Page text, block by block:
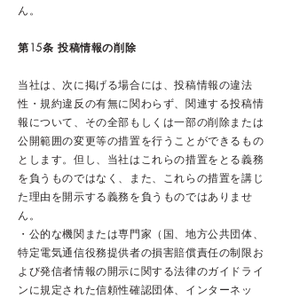
ん。
第15条 投稿情報の削除
当社は、次に掲げる場合には、投稿情報の違法
性・規約違反の有無に関わらず、関連する投稿情
報について、その全部もしくは一部の削除または
公開範囲の変更等の措置を行うことができるもの
とします。但し、当社はこれらの措置をとる義務
を負うものではなく、また、これらの措置を講じ
た理由を開示する義務を負うものではありませ
ん。
・公的な機関または専門家（国、地方公共団体、
特定電気通信役務提供者の損害賠償責任の制限お
よび発信者情報の開示に関する法律のガイドライ
ンに規定された信頼性確認団体、インターネッ